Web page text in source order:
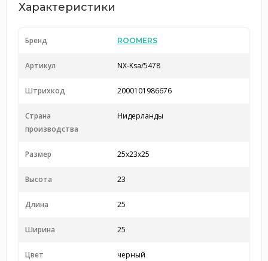
Характеристики
Бренд ROOMERS
Артикул NX-Ksa/5478
Штрихкод 2000101986676
Страна
производства
Нидерланды
Размер 25x23x25
Высота 23
Длина 25
Ширина 25
Цвет черный